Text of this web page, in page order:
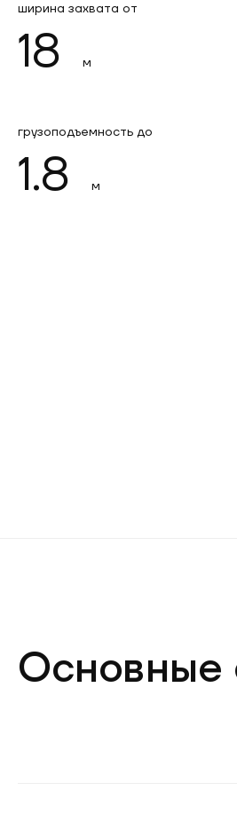
ширина захвата от
18 м
грузоподъемность до
1.8 м
Основные